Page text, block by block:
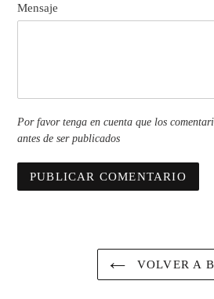
Mensaje
Por favor tenga en cuenta que los
antes de ser publicados
VOLVER A